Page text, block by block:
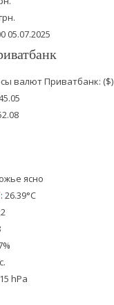
05.07.2025
валют Приватбанк: ($)
ясно
: 26.39°C
hPa